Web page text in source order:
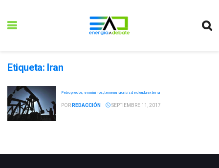
Etiqueta: Iran
Petroprecios, en mínimos; temen una crisis de deuda externa
POR REDACCIÓN SEPTIEMBRE 11, 2017